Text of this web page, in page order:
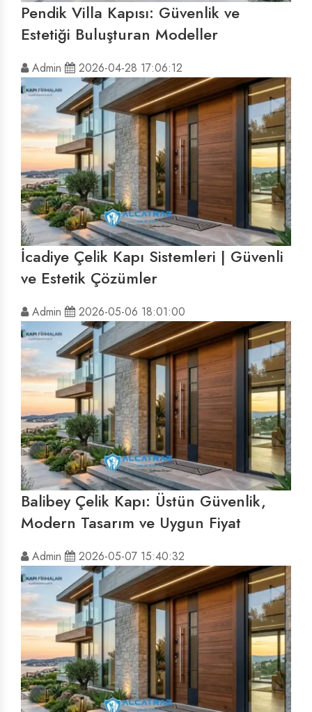
Pendik Villa Kapısı: Güvenlik ve
Estetiği Buluşturan Modeller
Admin 2026-04-28 17:06:12
İcadiye Çelik Kapı Sistemleri | Güvenli
ve Estetik Çözümler
Admin 2026-05-06 18:01:00
Balibey Çelik Kapı: Üstün Güvenlik,
Modern Tasarım ve Uygun Fiyat
Admin 2026-05-07 15:40:32